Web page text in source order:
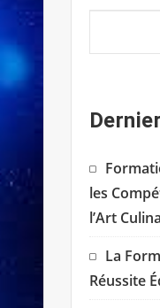
les
l’Art
La
Réussite